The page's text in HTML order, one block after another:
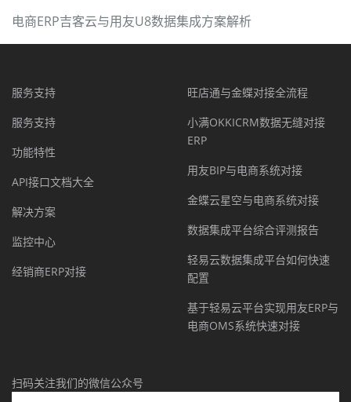
电商ERP吉客云与用友U8数据集成方案解析
服务支持
服务支持
功能特性
API接口文档大全
解决方案
监控中心
经销商ERP对接
旺店通与金蝶对接全流程
小满OKKICRM数据无缝对接
ERP
用友BIP与电商系统对接
金蝶云星空与电商系统对接
数据集成平台综合评测报告
轻易云数据集成平台如何快速
配置
基于轻易云平台实现用友ERP与
电商OMS系统快速对接
扫码关注我们的微信公众号